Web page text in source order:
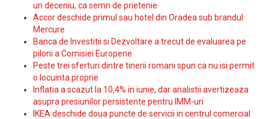
un deceniu, ca semn de prietenie
Accor deschide primul sau hotel din Oradea sub brandul
Mercure
Banca de Investitii si Dezvoltare a trecut de evaluarea pe
piloni a Comisiei Europene
Peste trei sferturi dintre tinerii romani spun ca nu isi permit
o locuinta proprie
Inflatia a scazut la 10,4% in iunie, dar analistii avertizeaza
asupra presiunilor persistente pentru IMM-uri
IKEA deschide doua puncte de servicii in centrul comercial